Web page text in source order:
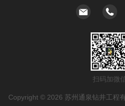
扫码加微
Copyright © 2026 苏州通泉钻井工程